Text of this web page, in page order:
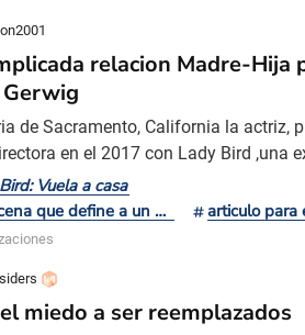
relacion Madre-
de Sacramento, California la actriz,
en el 2017 con Lady Bird ,una
quien encarna a Christine
y extrovertida, un personaje que
muestra las vivencias de esta joven
Vuela a casa
La escena que define a un director
articulo para
miedo a ser reemplazados